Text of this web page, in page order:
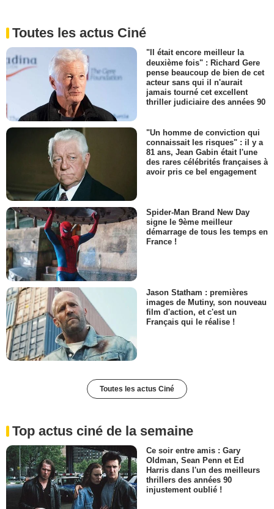
Toutes les actus Ciné
"Il était encore meilleur la
deuxième fois" : Richard Gere
pense beaucoup de bien de cet
acteur sans qui il n'aurait
jamais tourné cet excellent
thriller judiciaire des années 90
"Un homme de conviction qui
connaissait les risques" : il y a
81 ans, Jean Gabin était l'une
des rares célébrités françaises à
avoir pris ce bel engagement
Spider-Man Brand New Day
signe le 9ème meilleur
démarrage de tous les temps en
France !
Jason Statham : premières
images de Mutiny, son nouveau
film d'action, et c'est un
Français qui le réalise !
Toutes les actus Ciné
Top actus ciné de la semaine
Ce soir entre amis : Gary
Oldman, Sean Penn et Ed
Harris dans l'un des meilleurs
thrillers des années 90
injustement oublié !